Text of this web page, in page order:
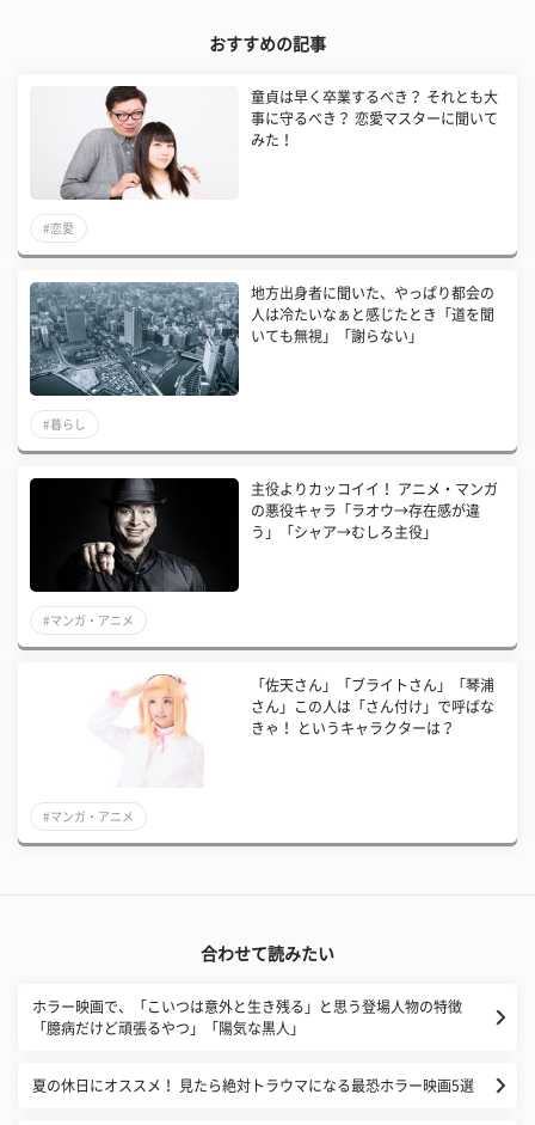
おすすめの記事
童貞は早く卒業するべき？ それとも大
事に守るべき？ 恋愛マスターに聞いて
みた！
#恋愛
地方出身者に聞いた、やっぱり都会の
人は冷たいなぁと感じたとき「道を聞
いても無視」「謝らない」
#暮らし
主役よりカッコイイ！ アニメ・マンガ
の悪役キャラ「ラオウ→存在感が違
う」「シャア→むしろ主役」
#マンガ・アニメ
「佐天さん」「ブライトさん」「琴浦
さん」この人は「さん付け」で呼ばな
きゃ！ というキャラクターは？
#マンガ・アニメ
合わせて読みたい
ホラー映画で、「こいつは意外と生き残る」と思う登場人物の特徴
「臆病だけど頑張るやつ」「陽気な黒人」
夏の休日にオススメ！ 見たら絶対トラウマになる最恐ホラー映画5選